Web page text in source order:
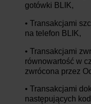
gotówki BLIK,
• Transakcjami
na telefon BLIK,
• Transakcjami
równowartość w
zwrócona przez
• Transakcjami
następujących